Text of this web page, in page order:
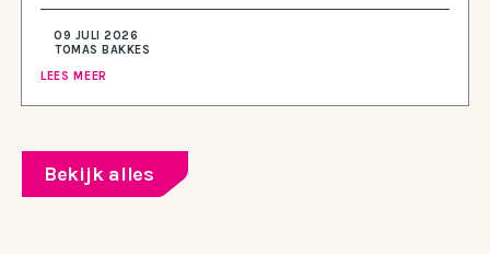
09 JULI 2026
TOMAS BAKKES
LEES MEER
Bekijk alles